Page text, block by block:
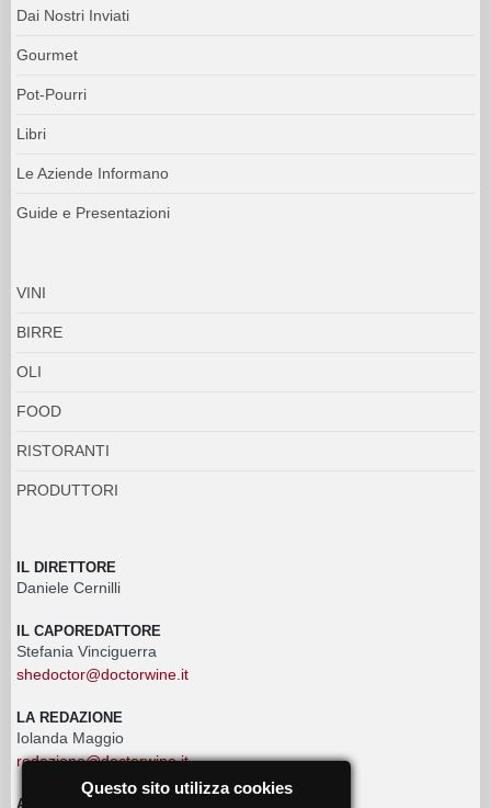
Dai Nostri Inviati
Gourmet
Pot-Pourri
Libri
Le Aziende Informano
Guide e Presentazioni
VINI
BIRRE
OLI
FOOD
RISTORANTI
PRODUTTORI
IL DIRETTORE
Daniele Cernilli
IL CAPOREDATTORE
Stefania Vinciguerra
shedoctor@doctorwine.it
LA REDAZIONE
Iolanda Maggio
redazione@doctorwine.it
ADVERTISING
Questo sito utilizza cookies